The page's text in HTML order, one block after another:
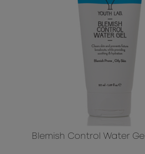
Blemish Control Water Gel